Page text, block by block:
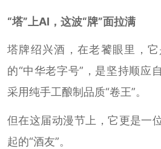
“塔”上AI，这波“牌”面拉满
塔牌绍兴酒，在老饕眼里，
的“中华老字号”，是坚持顺应
采用纯手工酿制品质“卷王”。
但在这届动漫节上，它更是一
起的“酒友”。